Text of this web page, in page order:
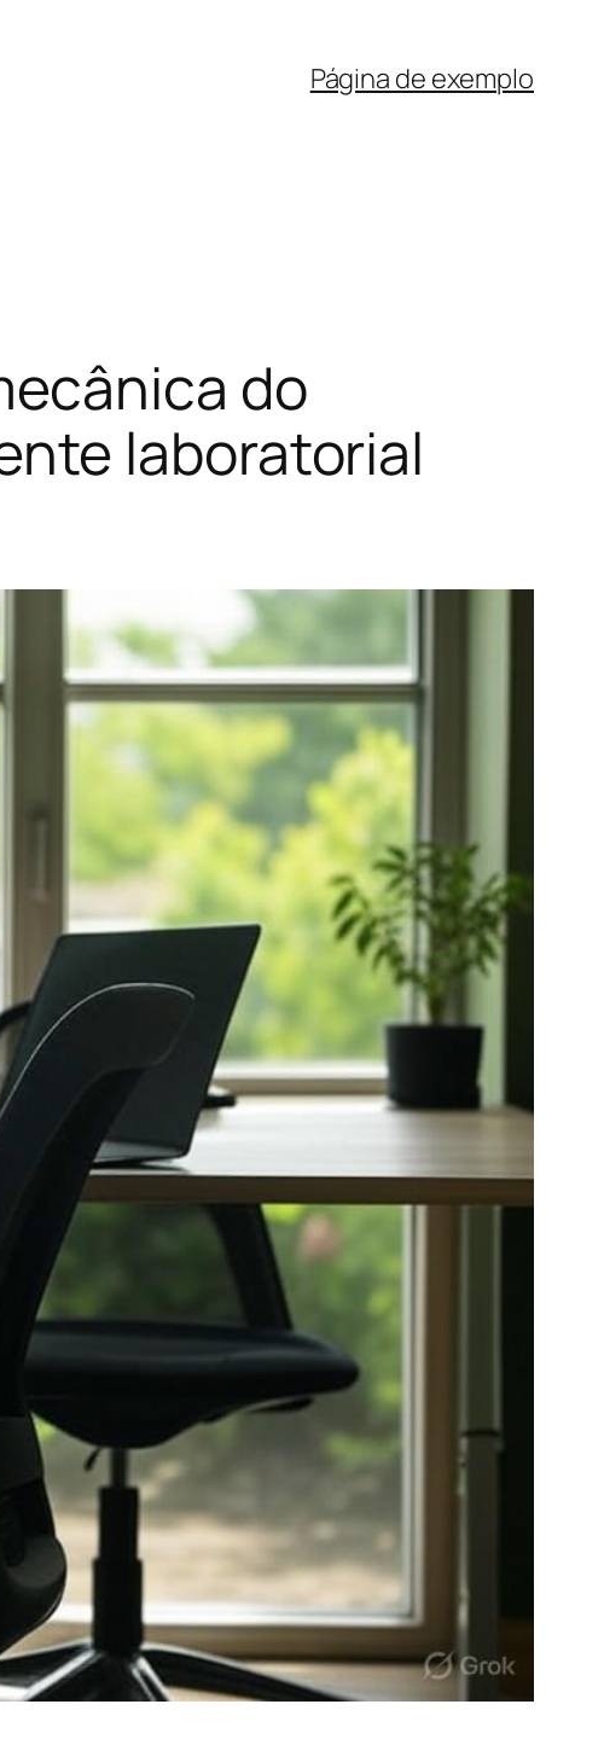
Página de exemplo
do
laboratorial